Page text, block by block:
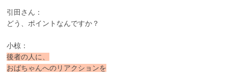
引田さん：
どう、ポイントなんですか？
小椋：
後者の人に、
おばちゃんへのリアクションを